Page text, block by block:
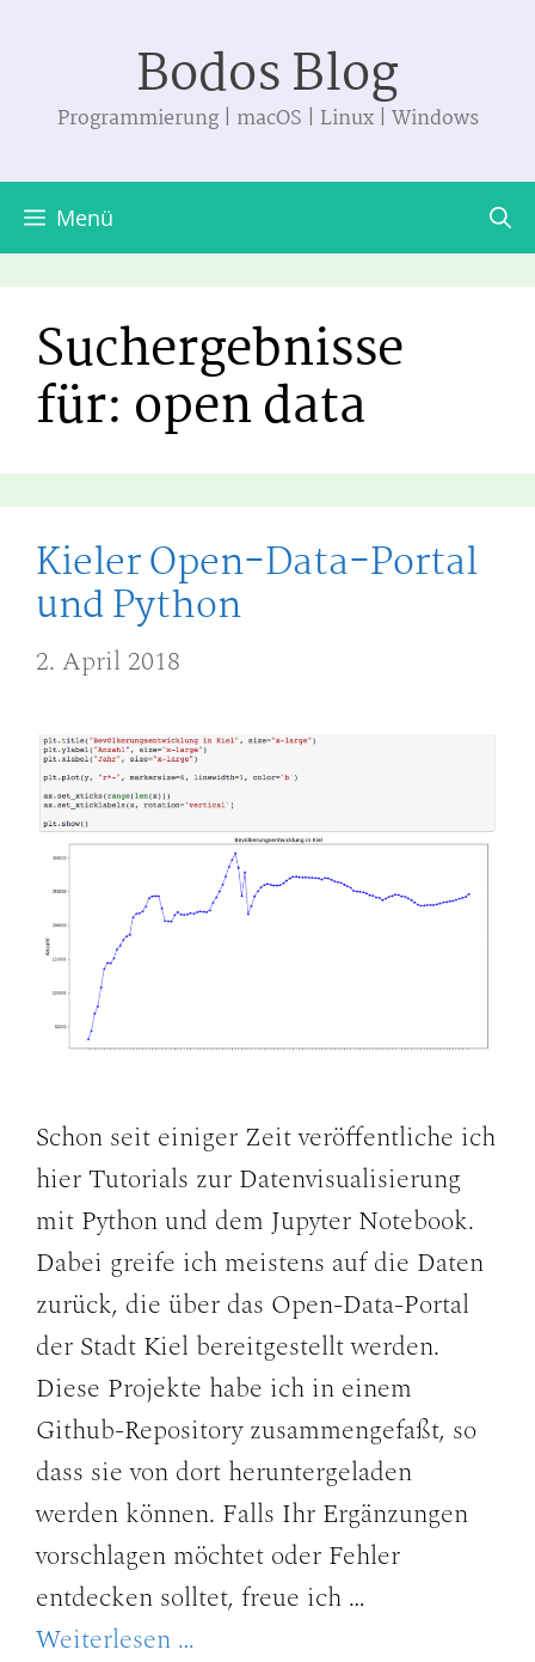
springen
Bodos Blog
Programmierung | macOS | Linux | Windows
Menü
Suchergebnisse
für: open data
Kieler Open-Data-Portal
und Python
2. April 2018
Schon seit einiger Zeit veröffentliche ich
hier Tutorials zur Datenvisualisierung
mit Python und dem Jupyter Notebook.
Dabei greife ich meistens auf die Daten
zurück, die über das Open-Data-Portal
der Stadt Kiel bereitgestellt werden.
Diese Projekte habe ich in einem
Github-Repository zusammengefaßt, so
dass sie von dort heruntergeladen
werden können. Falls Ihr Ergänzungen
vorschlagen möchtet oder Fehler
entdecken solltet, freue ich …
Weiterlesen …